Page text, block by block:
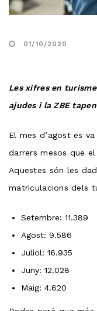
01/10/2020
Les xifres en
ajudes i la ZBE
El mes d’agost es
darrers mesos que
Aquestes són les
matriculacions dels
Setembre: 11.389
Agost: 9.586
Juliol: 16.935
Juny: 12.028
Maig: 4.620